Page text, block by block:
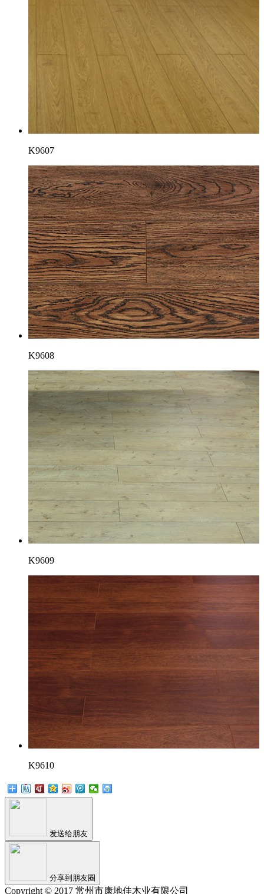
K9607
K9608
K9609
K9610
发送给朋友
分享到朋友圈
Copyright © 2017 常州市康地佳木业有限公司